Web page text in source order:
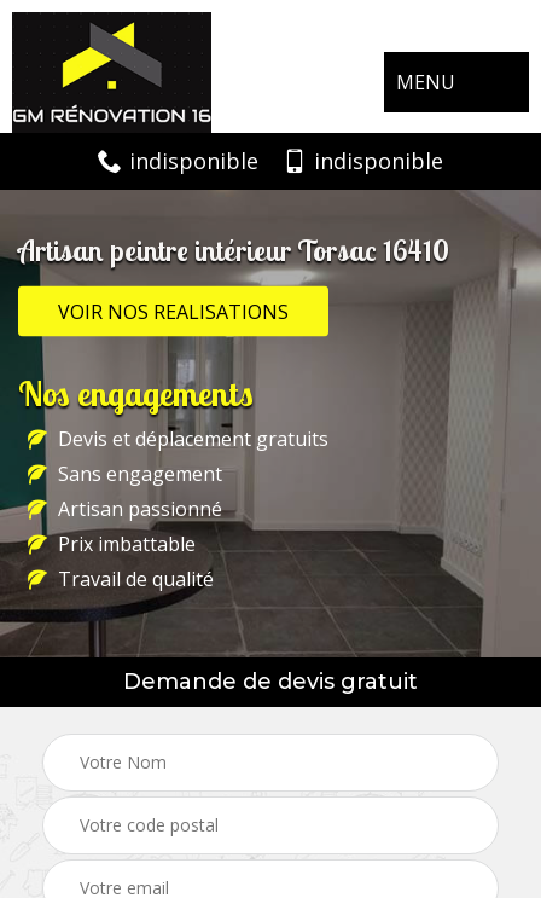
MENU
indisponible indisponible
Artisan peintre intérieur Torsac 16410
VOIR NOS REALISATIONS
Nos engagements
Devis et déplacement gratuits
Sans engagement
Artisan passionné
Prix imbattable
Travail de qualité
Demande de devis gratuit